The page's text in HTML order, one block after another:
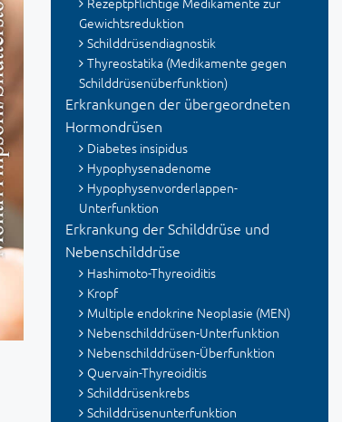
Gewichtsreduktion
Schilddrüsendiagnostik
Thyreostatika (Medikamente gegen
Schilddrüsenüberfunktion)
Erkrankungen der übergeordneten
Hormondrüsen
Diabetes insipidus
Hypophysenadenome
Hypophysenvorderlappen-
Unterfunktion
Erkrankung der Schilddrüse und
Nebenschilddrüse
Hashimoto-Thyreoiditis
Kropf
Multiple endokrine Neoplasie (MEN)
Nebenschilddrüsen-Unterfunktion
Nebenschilddrüsen-Überfunktion
Quervain-Thyreoiditis
Schilddrüsenkrebs
Schilddrüsenunterfunktion